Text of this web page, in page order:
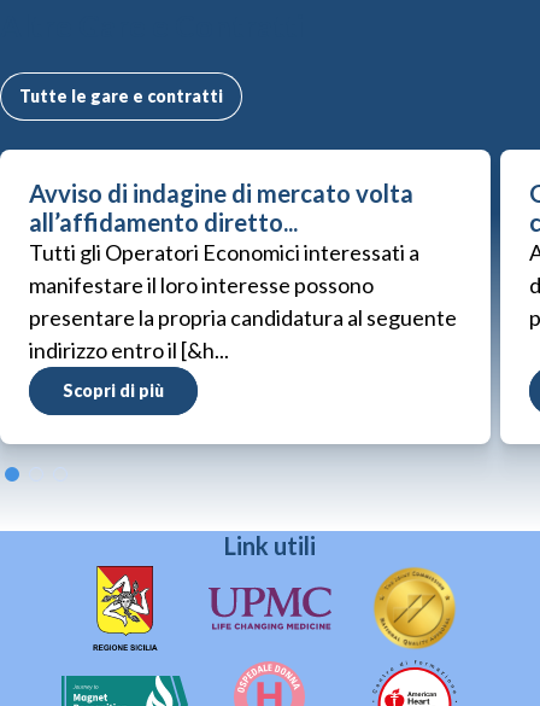
Tutte le gare e contratti
Avviso di indagine di mercato volta
all’affidamento diretto...
Tutti gli Operatori Economici interessati a
manifestare il loro interesse possono
presentare la propria candidatura al seguente
indirizzo entro il [&h...
Scopri di più
Link utili